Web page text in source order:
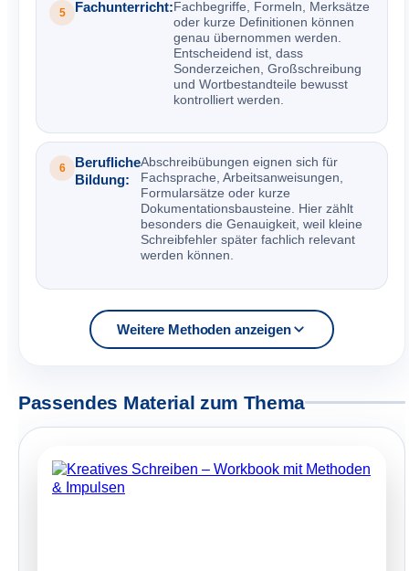
5 Fachunterricht: Fachbegriffe, Formeln, Merksätze
oder kurze Definitionen können
genau übernommen werden.
Entscheidend ist, dass
Sonderzeichen, Großschreibung
und Wortbestandteile bewusst
kontrolliert werden.
6
Berufliche
Bildung:
Abschreibübungen eignen sich für
Fachsprache, Arbeitsanweisungen,
Formularsätze oder kurze
Dokumentationsbausteine. Hier zählt
besonders die Genauigkeit, weil kleine
Schreibfehler später fachlich relevant
werden können.
Weitere Methoden anzeigen
Passendes Material zum Thema